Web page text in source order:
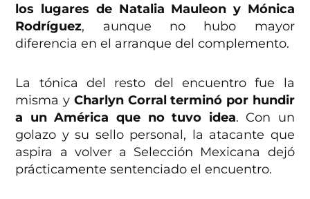
los lugares de Natalia Mauleon y Mónica
Rodríguez, aunque no hubo mayor
diferencia en el arranque del complemento.
La tónica del resto del encuentro fue la
misma y Charlyn Corral terminó por hundir
a un América que no tuvo idea. Con un
golazo y su sello personal, la atacante que
aspira a volver a Selección Mexicana dejó
prácticamente sentenciado el encuentro.